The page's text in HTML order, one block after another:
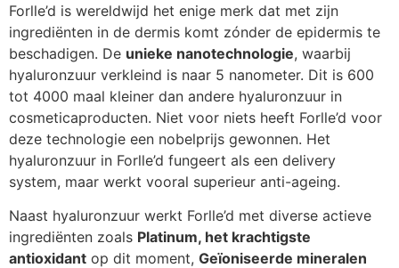
Forlle’d is wereldwijd het enige merk dat met zijn
ingrediënten in de dermis komt zónder de epidermis te
beschadigen. De unieke nanotechnologie, waarbij
hyaluronzuur verkleind is naar 5 nanometer. Dit is 600
tot 4000 maal kleiner dan andere hyaluronzuur in
cosmeticaproducten. Niet voor niets heeft Forlle’d voor
deze technologie een nobelprijs gewonnen. Het
hyaluronzuur in Forlle’d fungeert als een delivery
system, maar werkt vooral superieur anti-ageing.
Naast hyaluronzuur werkt Forlle’d met diverse actieve
ingrediënten zoals Platinum, het krachtigste
antioxidant op dit moment, Geïoniseerde mineralen